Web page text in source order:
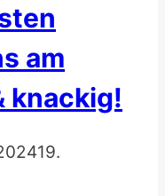
am
knackig!
19.